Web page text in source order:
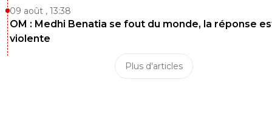
09 août , 13:38
OM : Medhi Benatia se fout du monde, la réponse
violente
Plus d'articles